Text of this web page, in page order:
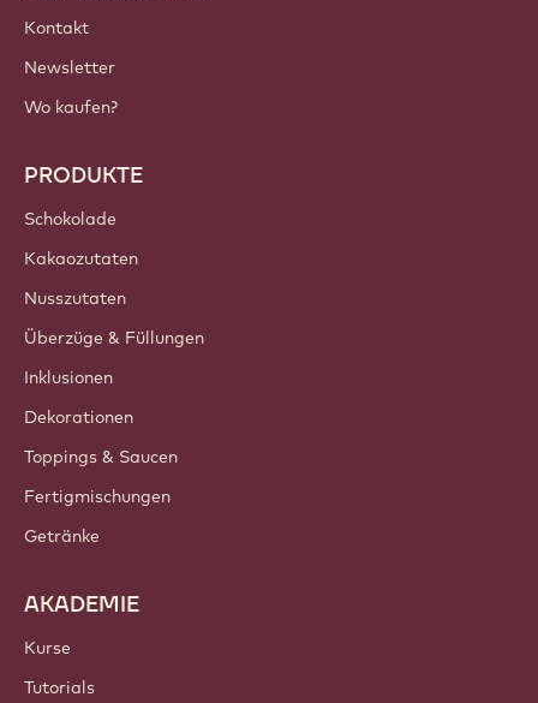
Kontakt
Newsletter
Wo kaufen?
PRODUKTE
Schokolade
Kakaozutaten
Nusszutaten
Überzüge & Füllungen
Inklusionen
Dekorationen
Toppings & Saucen
Fertigmischungen
Getränke
AKADEMIE
Kurse
Tutorials